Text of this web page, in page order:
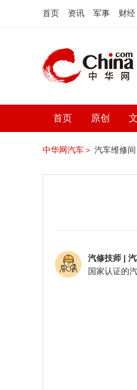
首页 资讯 军事 财经
首页 原创
中华网汽车＞ 汽车维修
汽修技师 |